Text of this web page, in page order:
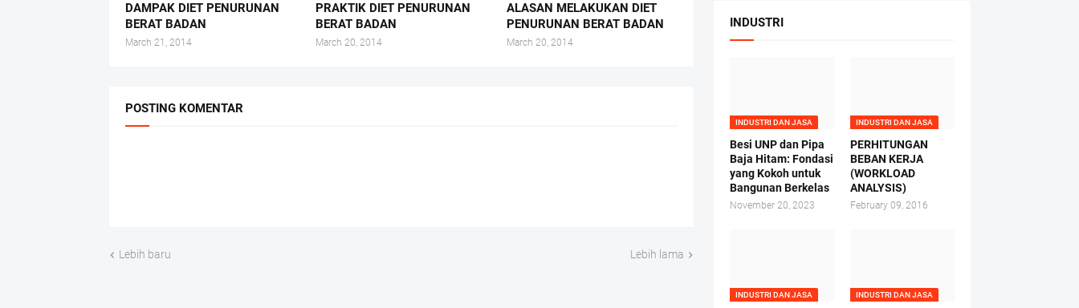
DAMPAK DIET PENURUNAN
BERAT BADAN
March 21, 2014
PRAKTIK DIET PENURUNAN
BERAT BADAN
March 20, 2014
ALASAN MELAKUKAN DIET
PENURUNAN BERAT BADAN
March 20, 2014
POSTING KOMENTAR
Lebih baru Lebih lama
INDUSTRI
INDUSTRI DAN JASA
Besi UNP dan Pipa
Baja Hitam: Fondasi
yang Kokoh untuk
Bangunan Berkelas
November 20, 2023
INDUSTRI DAN JASA
PERHITUNGAN
BEBAN KERJA
(WORKLOAD
ANALYSIS)
February 09, 2016
INDUSTRI DAN JASA INDUSTRI DAN JASA